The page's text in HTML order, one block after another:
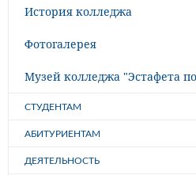
История колледжа
Фотогалерея
Музей колледжа "Эстафета
СТУДЕНТАМ
АБИТУРИЕНТАМ
ДЕЯТЕЛЬНОСТЬ